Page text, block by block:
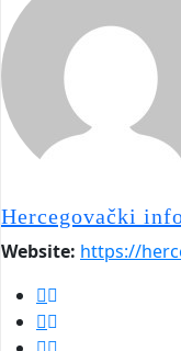
Hercegovački
Website: https://